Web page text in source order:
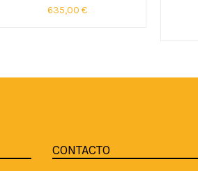
635,00 €
CONTACTO